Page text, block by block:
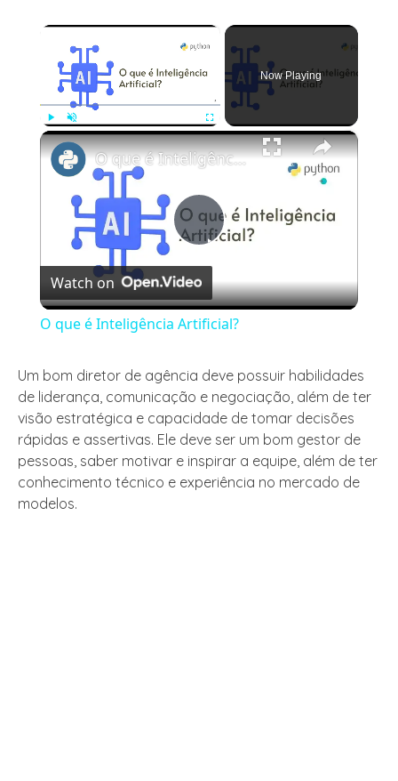
×
Play Unmute Fullscreen
Now Playing
×
Play
Video
O que é Inteligência Artificial?
Watch on
O que é Inteligência Artificial?
Um bom diretor de agência deve possuir habilidades
de liderança, comunicação e negociação, além de ter
visão estratégica e capacidade de tomar decisões
rápidas e assertivas. Ele deve ser um bom gestor de
pessoas, saber motivar e inspirar a equipe, além de ter
conhecimento técnico e experiência no mercado de
modelos.